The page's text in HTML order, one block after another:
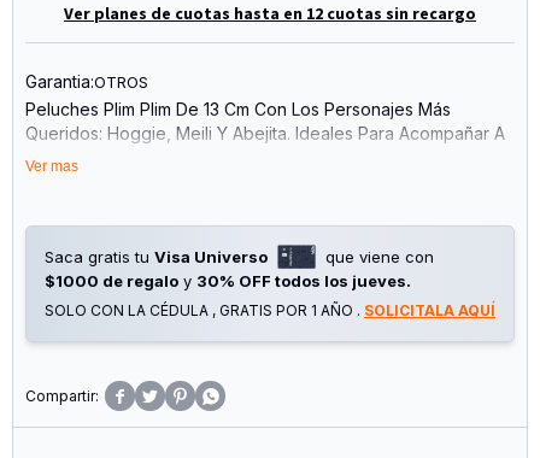
Ver planes de cuotas hasta en 12 cuotas sin recargo
Garantia:OTROS
Peluches Plim Plim De 13 Cm Con Los Personajes Más
Queridos: Hoggie, Meili Y Abejita. Ideales Para Acompañar A
Los Más Chicos En Sus Momentos De Juego, Descanso Y
Con Un Diseño Colorido Y Una Textura Súper Suave, Estos
Peluches Están Pensados Para Estimular La Imaginación Y
Brindar Compañía Desde Los Primeros Meses.
Tamaño: 13 Cm
Material Suave Y Agradable Al Tacto
Ver mas
Saca gratis tu Visa Universo
que viene con
$1000 de regalo y 30% OFF todos los jueves.
SOLO CON LA CÉDULA , GRATIS POR 1 AÑO . SOLICITALA AQUÍ
   